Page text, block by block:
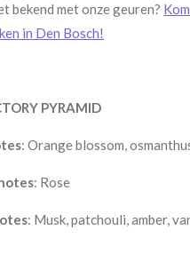
bekend met onze geuren?
in Den Bosch!
PYRAMID
: Orange blossom,
: Rose
: Musk, patchouli, amber,